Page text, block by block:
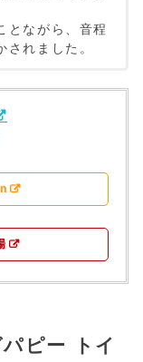
とながら、音程
されました。
ピー トイ